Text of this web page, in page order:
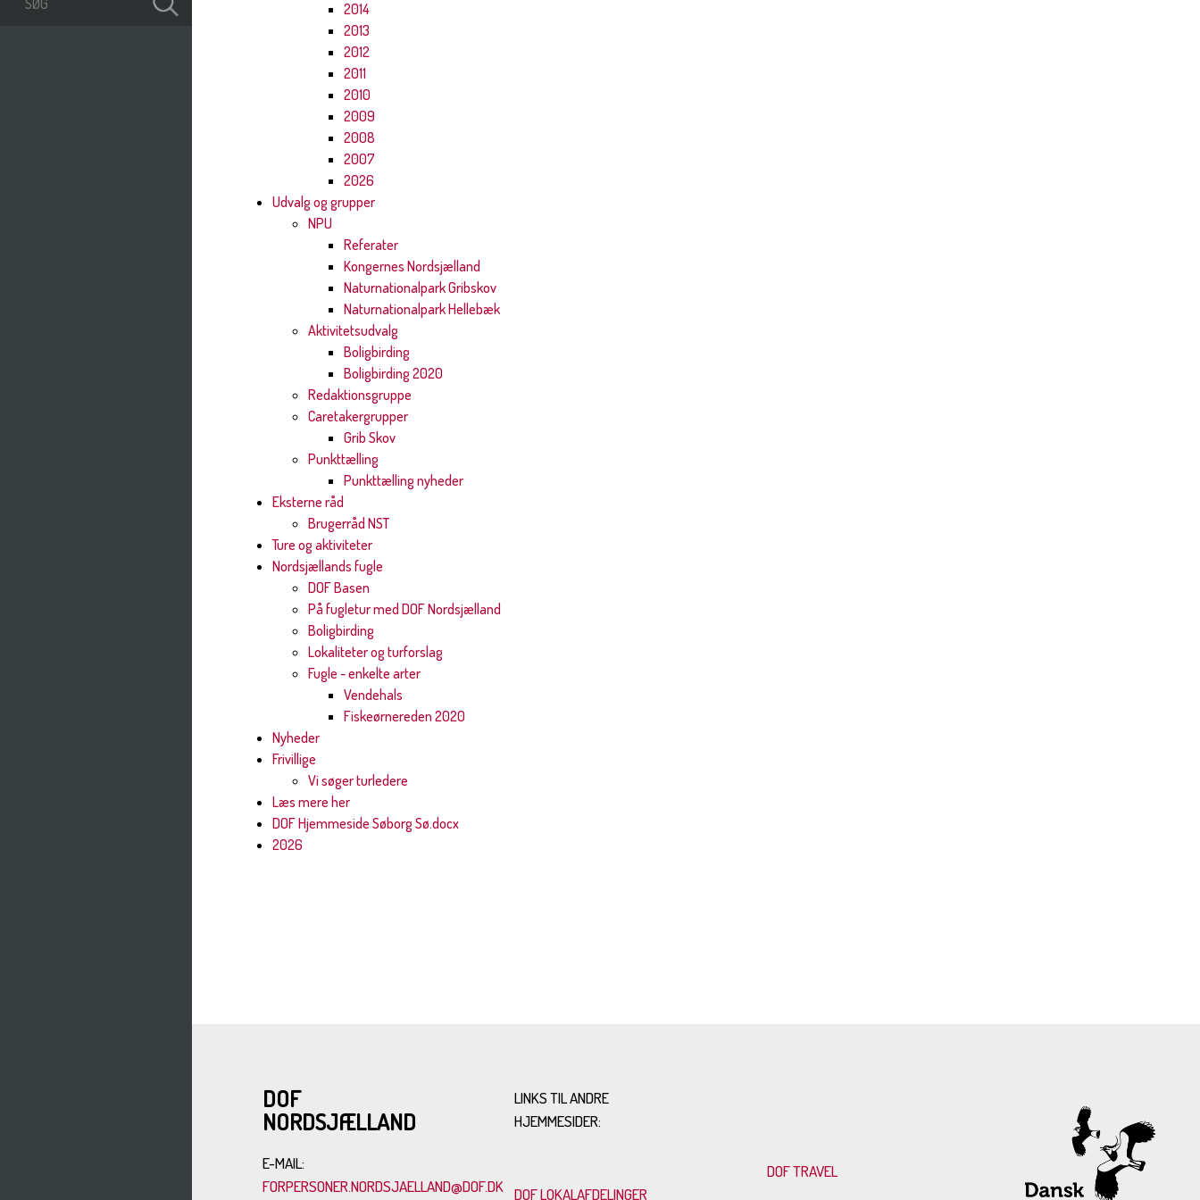
2014
2013
2012
2011
2010
2009
2008
2007
2026
Udvalg og grupper
NPU
Referater
Kongernes Nordsjælland
Naturnationalpark Gribskov
Naturnationalpark Hellebæk
Aktivitetsudvalg
Boligbirding
Boligbirding 2020
Redaktionsgruppe
Caretakergrupper
Grib Skov
Punkttælling
Punkttælling nyheder
Eksterne råd
Brugerråd NST
Ture og aktiviteter
Nordsjællands fugle
DOF Basen
På fugletur med DOF Nordsjælland
Boligbirding
Lokaliteter og turforslag
Fugle - enkelte arter
Vendehals
Fiskeørnereden 2020
Nyheder
Frivillige
Vi søger turledere
Læs mere her
DOF Hjemmeside Søborg Sø.docx
2026
DOF
NORDSJÆLLAND
E-MAIL:
FORPERSONER.NORDSJAELLAND@DOF.DK
LINKS TIL ANDRE
HJEMMESIDER:
DOF LOKALAFDELINGER
DOF TRAVEL